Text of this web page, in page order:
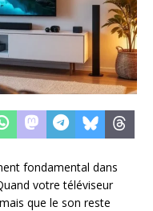
fondamental dans
votre téléviseur
que le son reste